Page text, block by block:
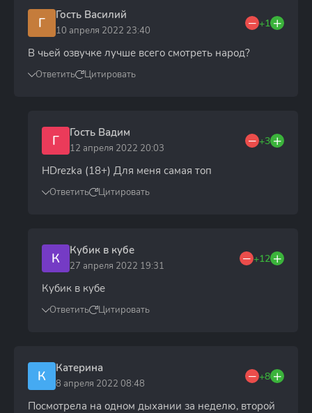
Г Гость Василий
10 апреля 2022 23:40
+1
В чьей озвучке лучше всего смотреть народ?
Ответить Цитировать
Г Гость Вадим
12 апреля 2022 20:03
+3
HDrezka (18+) Для меня самая топ
Ответить Цитировать
К Кубик в кубе
27 апреля 2022 19:31
+12
Кубик в кубе
Ответить Цитировать
К Катерина
8 апреля 2022 08:48
+8
Посмотрела на одном дыхании за неделю, второй